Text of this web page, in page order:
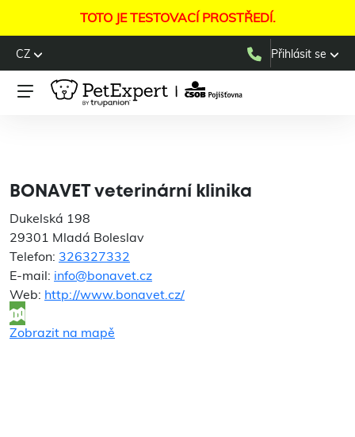
TOTO JE TESTOVACÍ PROSTŘEDÍ.
CZ Přihlásit se
BONAVET veterinární klinika
Dukelská 198
29301 Mladá Boleslav
Telefon: 326327332
E-mail: info@bonavet.cz
Web: http://www.bonavet.cz/
Zobrazit na mapě